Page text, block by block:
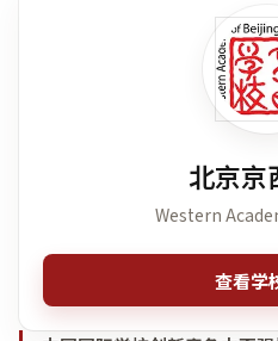
北京京
Western
查看学